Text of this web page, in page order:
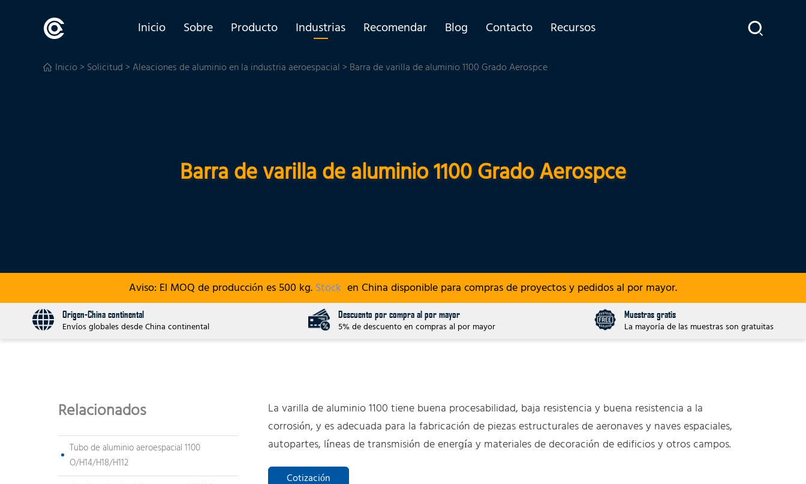
Inicio Sobre Producto Industrias Recomendar Blog Contacto Recursos
Inicio>Solicitud>Aleaciones de aluminio en la industria aeroespacial> Barra de varilla de aluminio 1100 Grado Aerospce
Barra de varilla de aluminio 1100 Grado Aerospce
Aviso: El MOQ de producción es 500 kg. Stock en China disponible para compras de proyectos y pedidos al por mayor.
Origen-China continental
Envíos globales desde China continental
Descuento por compra al por mayor
5% de descuento en compras al por mayor
Muestras gratis
La mayoría de las muestras son gratuitas
Relacionados
Tubo de aluminio aeroespacial 1100
O/H14/H18/H112
La varilla de aluminio 1100 tiene buena procesabilidad, baja resistencia y buena resistencia a la
corrosión, y es adecuada para la fabricación de piezas estructurales de aeronaves y naves espaciales,
autopartes, líneas de transmisión de energía y materiales de decoración de edificios y otros campos.
Cotización